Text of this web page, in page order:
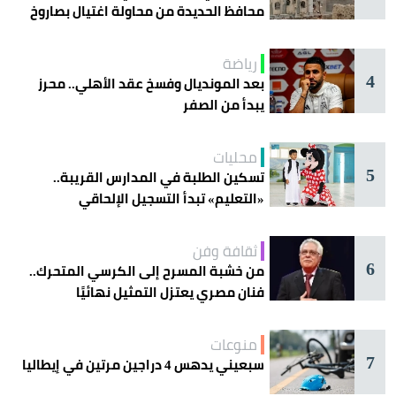
محافظ الحديدة من محاولة اغتيال بصاروخ
4
رياضة
بعد المونديال وفسخ عقد الأهلي.. محرز
يبدأ من الصفر
5
محليات
تسكين الطلبة في المدارس القريبة..
«التعليم» تبدأ التسجيل الإلحاقي
6
ثقافة وفن
من خشبة المسرح إلى الكرسي المتحرك..
فنان مصري يعتزل التمثيل نهائيًا
7
منوعات
سبعيني يدهس 4 دراجين مرتين في إيطاليا